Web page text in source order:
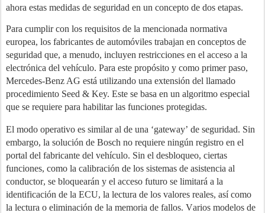
ahora estas medidas de seguridad en un concepto de dos etapas.
Para cumplir con los requisitos de la mencionada normativa
europea, los fabricantes de automóviles trabajan en conceptos de
seguridad que, a menudo, incluyen restricciones en el acceso a la
electrónica del vehículo. Para este propósito y como primer paso,
Mercedes-Benz AG está utilizando una extensión del llamado
procedimiento Seed & Key. Este se basa en un algoritmo especial
que se requiere para habilitar las funciones protegidas.
El modo operativo es similar al de una ‘gateway’ de seguridad. Sin
embargo, la solución de Bosch no requiere ningún registro en el
portal del fabricante del vehículo. Sin el desbloqueo, ciertas
funciones, como la calibración de los sistemas de asistencia al
conductor, se bloquearán y el acceso futuro se limitará a la
identificación de la ECU, la lectura de los valores reales, así como
la lectura o eliminación de la memoria de fallos. Varios modelos de